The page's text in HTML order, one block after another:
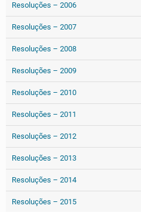
Resoluções – 2006
Resoluções – 2007
Resoluções – 2008
Resoluções – 2009
Resoluções – 2010
Resoluções – 2011
Resoluções – 2012
Resoluções – 2013
Resoluções – 2014
Resoluções – 2015